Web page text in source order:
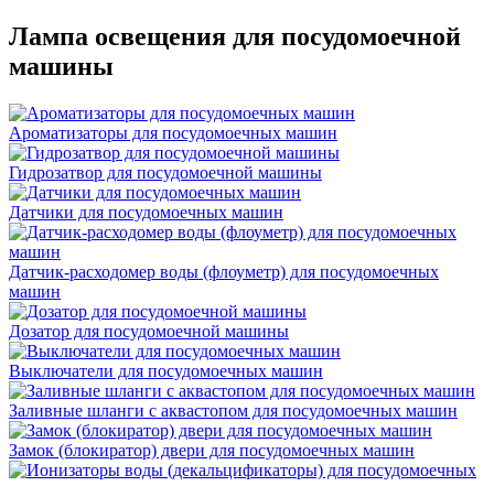
Лампа освещения для посудомоечной
машины
Ароматизаторы для посудомоечных машин
Гидрозатвор для посудомоечной машины
Датчики для посудомоечных машин
Датчик-расходомер воды (флоуметр) для посудомоечных
машин
Дозатор для посудомоечной машины
Выключатели для посудомоечных машин
Заливные шланги с аквастопом для посудомоечных машин
Замок (блокиратор) двери для посудомоечных машин